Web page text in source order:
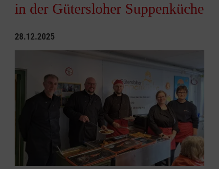
in der Gütersloher Suppenküche
28.12.2025